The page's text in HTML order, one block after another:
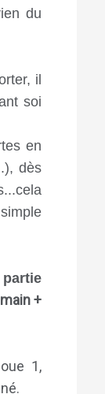
du
il
soi
en
dès
+
1,